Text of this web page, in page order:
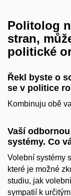
Politolog
stran,
politické
Řekl byste o
se v politice
Kombinuju obě
Vaší
systémy. Co
Volební systémy
které je možné
studiu, jak
sympatií k